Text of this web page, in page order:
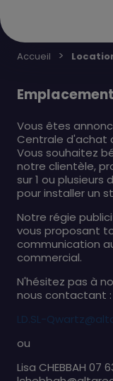
Accueil
Vous êtes
Centrale d'achat
Vous souhaitez
notre clientèle,
sur 1 ou plusieurs
pour installer un
Notre régie
vous proposant
communication
commercial.
N'hésitez pas à
nous contactant :
LD.SL-
ou
Lisa CHEBBAH 07